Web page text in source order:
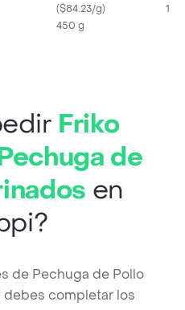
($84.23/g)
450 g
1 Kg
Friko
de
en
de Pechuga de Pollo
debes completar los